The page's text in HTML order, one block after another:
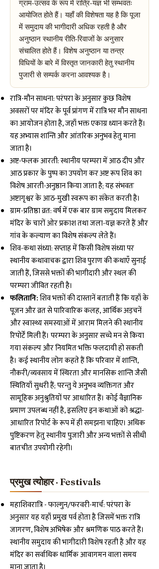
ग्राम-उत्सव के रूप में रात्रि-यज्ञ भी सम्भवतः
आयोजित होते हैं। यहाँ की विशेषता यह है कि पूजा
में समुदाय की भागीदारी अधिक रहती है और
अनुष्ठान स्थानीय रीति-रिवाजों के अनुसार
संचालित होते हैं। विशेष अनुष्ठान या तन्त्र
विधियों के बारे में विस्तृत जानकारी हेतु स्थानीय
पुजारी से सम्पर्क करना आवश्यक है।
रात्रि-मौन साधना: परंपरा के अनुसार कुछ विशेष
अवसरों पर मंदिर के पूर्व प्रांगण में रात्रि भर मौन साधना
का आयोजन होता है, जहाँ भक्त एकाग्र ध्यान करते हैं।
यह अभ्यास शान्ति और आंतरिक अनुभव हेतु माना
जाता है।
अष्ट-फलक आरती: स्थानीय परम्परा में आठ दीप और
आठ प्रकार के पुष्प का उपयोग कर अष्ट रूप शिव का
विशेष आरती-अनुष्ठान किया जाता है; यह संभवतः
अष्टागृश्वर के आठ-मुखी स्वरूप का संकेत करती है।
ग्राम-प्रतिष्ठा व्रत: वर्ष में एक बार ग्राम समुदाय मिलकर
मंदिर के चारों ओर प्रकाश तथा जला-यज्ञ करते हैं और
गांव के कल्याण का विशेष संकल्प लेते हैं।
शिव-कथा संध्या: सप्ताह में किसी विशेष संध्या पर
स्थानीय कथावाचक द्वारा शिव पुराण की कथाएँ सुनाई
जाती हैं, जिससे भक्तों की भागीदारी और स्थल की
परम्परा जीवित रहती है।
फलितानि:शिव भक्तों की दास्तानें बताती हैं कि यहाँ के
पूजन और व्रत से पारिवारिक कलह, आर्थिक अड़चनें
और स्वास्थ्य समस्याओं में आराम मिलने की स्थानीय
रिपोर्टें मिली हैं। परम्परा के अनुसार सच्चे मन से किया
गया संकल्प और नियमित भक्ति फलदायी हो सकती
है। कई स्थानीय लोग कहते हैं कि परिवार में शान्ति,
नौकरी/व्यवसाय में स्थिरता और मानसिक शान्ति जैसी
स्थितियाँ सुधरी हैं; परन्तु ये अनुभव व्यक्तिगत और
सामूहिक अनुश्रुतियों पर आधारित हैं। कोई वैज्ञानिक
प्रमाण उपलब्ध नहीं है, इसलिए इन कथाओं को श्रद्धा-
आधारित रिपोर्ट के रूप में ही समझना चाहिए। अधिक
पुष्टिकरण हेतु स्थानीय पुजारी और अन्य भक्तों से सीधी
बातचीत उपयोगी रहेगी।
प्रमुख त्योहार · Festivals
महाशिवरात्रि - फाल्गुन/फरवरी-मार्च: परंपरा के
अनुसार यह यहाँ प्रमुख पर्व होता है जिसमें भक्त रात्रि
जागरण, विशेष अभिषेक और श्रमणिक पाठ करते हैं।
स्थानीय समुदाय की भागीदारी विशेष रहती है और यह
मंदिर का सर्वाधिक धार्मिक आवागमन वाला समय